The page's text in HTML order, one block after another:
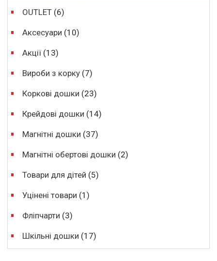
OUTLET (6)
Аксесуари (10)
Акції (13)
Вироби з корку (7)
Коркові дошки (23)
Крейдові дошки (14)
Магнітні дошки (37)
Магнітні обертові дошки (2)
Товари для дітей (5)
Уцінені товари (1)
Фліпчарти (3)
Шкільні дошки (17)